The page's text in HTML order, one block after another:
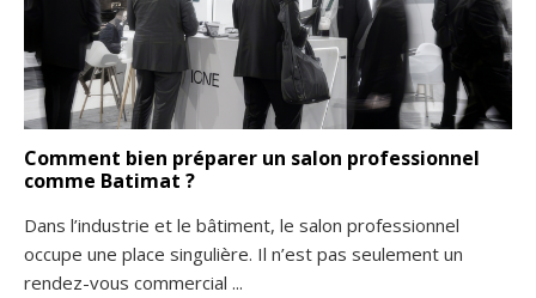
Comment bien préparer un salon professionnel
comme Batimat ?
Dans l’industrie et le bâtiment, le salon professionnel
occupe une place singulière. Il n’est pas seulement un
rendez-vous commercial ...